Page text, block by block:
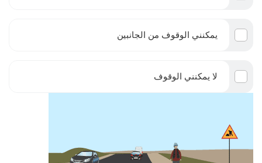
يمكنني الوقوف من الجانبين
لا يمكنني الوقوف